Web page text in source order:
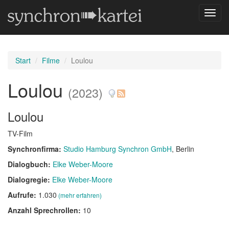
Start Filme Loulou
Loulou (2023)
Loulou
TV-Film
Synchronfirma: Studio Hamburg Synchron GmbH, Berlin
Dialogbuch: Elke Weber-Moore
Dialogregie: Elke Weber-Moore
Aufrufe: 1.030 (mehr erfahren)
Anzahl Sprechrollen: 10